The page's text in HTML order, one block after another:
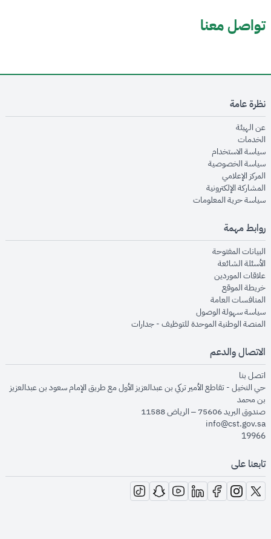
تواصل معنا
نظرة عامة
عن الهيئةopens in new window
الخدماتopens in new window
سياسة الاستخدام
سياسة الخصوصيةopens in new window
المركز الإعلاميopens in new window
المشاركة الإلكترونيةopens in new window
سياسة حرية المعلوماتopens in new window
روابط مهمة
البيانات المفتوحةopens in new window
الأسئلة الشائعةopens in new window
علاقات الموردينopens in new window
خريطة الموقعopens in new window
المنافسات العامةopens in new window
سياسة سهولة الوصولopens in new window
المنصة الوطنية الموحدة للتوظيف - جداراتopens in new window
الاتصال والدعم
اتصل بنا
حي النخيل - تقاطع الأمير تركي بن عبدالعزيز الأول مع طريق الإمام سعود بن عبدالعزيز
بن محمد
صندوق البريد 75606 – الرياض 11588
info@cst.gov.sa
19966
تابعنا على
opens in new window
opens in new window
opens in new window
opens in new window
opens in new window
opens in new window
opens in new window